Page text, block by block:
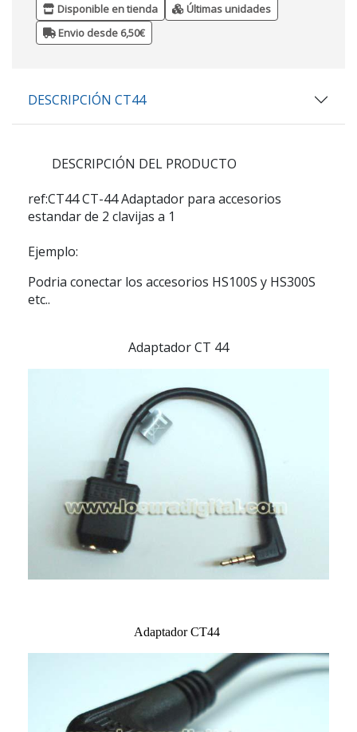
Disponible en tienda
Últimas unidades
Envio desde 6,50€
DESCRIPCIÓN CT44
DESCRIPCIÓN DEL PRODUCTO
ref:CT44CT-44 Adaptador para accesorios
estandar de 2 clavijas a 1
Ejemplo:
Podria conectar los accesorios HS100S y HS300S
etc..
Adaptador CT 44
Adaptador CT44